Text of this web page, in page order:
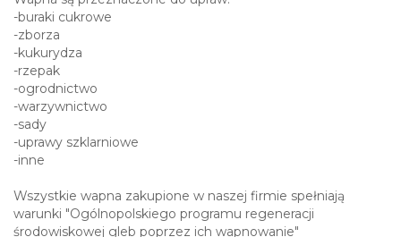
Nasze wapno dostarczamy samochodami
samowyładowczymi o ładowności 27 ton.
Do ceny każdego wapna należy doliczyć koszt transportu,
gdyż jest on uzależniony od docelowego miejsca
rozładunku.
Dostawy realizujemy bezpośrednio do klientów na terenie
całego kraju.
Tylko wieloletnie doświadczenie i przeszkolona kadra
co przyczyni się w większym stopniu do zwiększenia plonów
o min. 25 %.